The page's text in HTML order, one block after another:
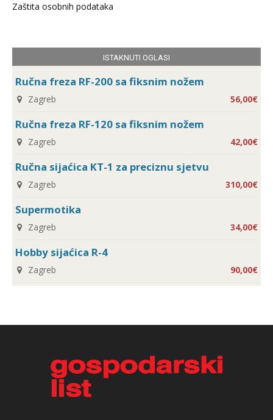
Zaštita osobnih podataka
ISTAKNUTI OGLASI
Ručna freza RF-200 sa fiksnim nožem
Zagreb 56,00€
Ručna freza RF-120 sa fiksnim nožem
Zagreb 42,00€
Ručna sijaćica KT-1 za preciznu sjetvu
Zagreb 310,00€
Supermotika
Zagreb 34,00€
Hobby sijaćica R-4
Zagreb 90,00€